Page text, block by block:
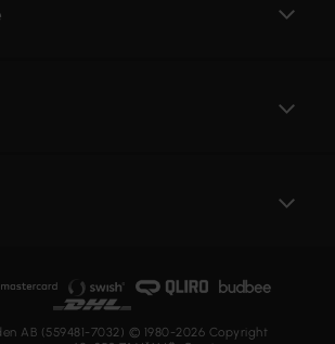
AB (559481-7032) © 1980-2026 Copyright